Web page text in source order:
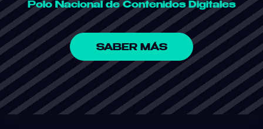
Polo Nacional de Contenidos Digitales
SABER MÁS